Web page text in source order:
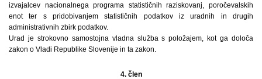
izvajalcev nacionalnega programa statističnih raziskovanj, poročevalskih
enot ter s pridobivanjem statističnih podatkov iz uradnih in drugih
administrativnih zbirk podatkov.
Urad je strokovno samostojna vladna služba s položajem, kot ga določa
zakon o Vladi Republike Slovenije in ta zakon.
4. člen